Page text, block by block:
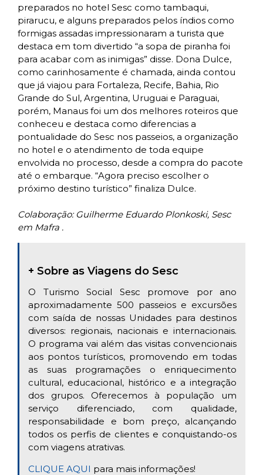
preparados no hotel Sesc como tambaqui,
pirarucu, e alguns preparados pelos índios como
formigas assadas impressionaram a turista que
destaca em tom divertido “a sopa de piranha foi
para acabar com as inimigas” disse. Dona Dulce,
como carinhosamente é chamada, ainda contou
que já viajou para Fortaleza, Recife, Bahia, Rio
Grande do Sul, Argentina, Uruguai e Paraguai,
porém, Manaus foi um dos melhores roteiros que
conheceu e destaca como diferencias a
pontualidade do Sesc nos passeios, a organização
no hotel e o atendimento de toda equipe
envolvida no processo, desde a compra do pacote
até o embarque. “Agora preciso escolher o
próximo destino turístico” finaliza Dulce.
Colaboração: Guilherme Eduardo Plonkoski, Sesc
em Mafra .
+ Sobre as Viagens do Sesc
O Turismo Social Sesc promove por ano
aproximadamente 500 passeios e excursões
com saída de nossas Unidades para destinos
diversos: regionais, nacionais e internacionais.
O programa vai além das visitas convencionais
aos pontos turísticos, promovendo em todas
as suas programações o enriquecimento
cultural, educacional, histórico e a integração
dos grupos. Oferecemos à população um
serviço diferenciado, com qualidade,
responsabilidade e bom preço, alcançando
todos os perfis de clientes e conquistando-os
com viagens atrativas.
CLIQUE AQUI para mais informações!